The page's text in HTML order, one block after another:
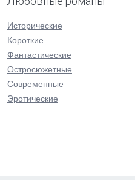
Исторические
Короткие
Фантастические
Остросюжетные
Современные
Эротические